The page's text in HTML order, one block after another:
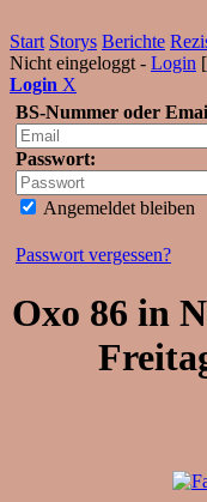
Start Storys Berichte
Nicht eingeloggt - Login [
Login X
BS-Nummer oder
Passwort:
Angemeldet bleiben
Passwort vergessen?
Oxo 86 in